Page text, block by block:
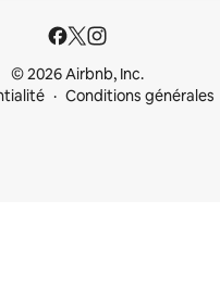
© 2026 Airbnb, Inc.
Conditions générales